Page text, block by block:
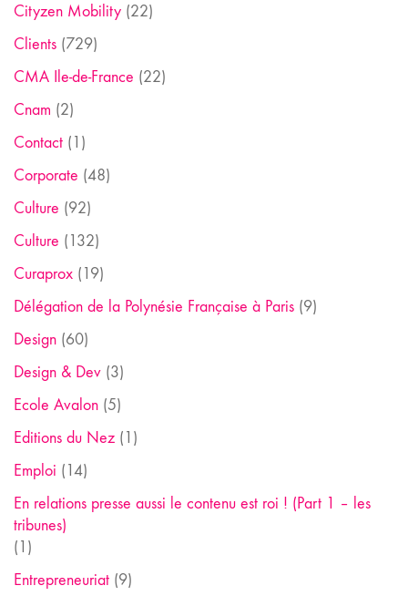
Cityzen Mobility (22)
Clients (729)
CMA Ile-de-France (22)
Cnam (2)
Contact (1)
Corporate (48)
Culture (92)
Culture (132)
Curaprox (19)
Délégation de la Polynésie Française à Paris (9)
Design (60)
Design & Dev (3)
Ecole Avalon (5)
Editions du Nez (1)
Emploi (14)
En relations presse aussi le contenu est roi ! (Part 1 – les
tribunes)
(1)
Entrepreneuriat (9)